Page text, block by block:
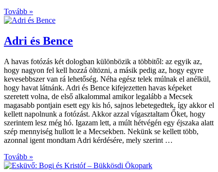
Tovább »
Adri és Bence
A havas fotózás két dologban különbözik a többitől: az egyik az,
hogy nagyon fel kell hozzá öltözni, a másik pedig az, hogy egyre
kevesebbszer van rá lehetőség. Néha egész telek múlnak el anélkül,
hogy havat látnánk. Adri és Bence kifejezetten havas képeket
szeretett volna, de első alkalommal amikor legalább a Mecsek
magasabb pontjain esett egy kis hó, sajnos lebetegedtek, így akkor el
kellett napolnunk a fotózást. Akkor azzal vígasztaltam Őket, hogy
szerintem lesz még hó. Igazam lett, a múlt hétvégén egy éjszaka alatt
szép mennyiség hullott le a Mecsekben. Nekünk se kellett több,
azonnal igent mondtam Adri kérdésére, mely szerint …
Tovább »